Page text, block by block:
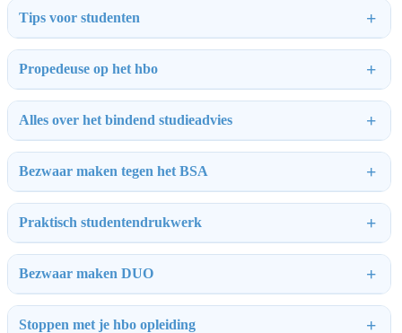
Tips voor studenten
Propedeuse op het hbo
Alles over het bindend studieadvies
Bezwaar maken tegen het BSA
Praktisch studentendrukwerk
Bezwaar maken DUO
Stoppen met je hbo opleiding